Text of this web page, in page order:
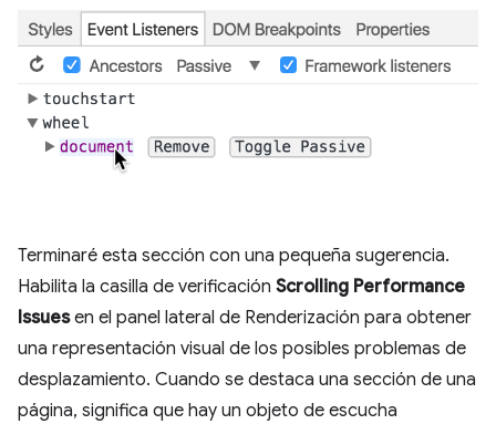
Terminaré esta sección con una pequeña sugerencia.
Habilita la casilla de verificación Scrolling Performance
Issuesen el panel lateral de Renderización para obtener
una representación visual de los posibles problemas de
desplazamiento. Cuando se destaca una sección de una
página, significa que hay un objeto de escucha